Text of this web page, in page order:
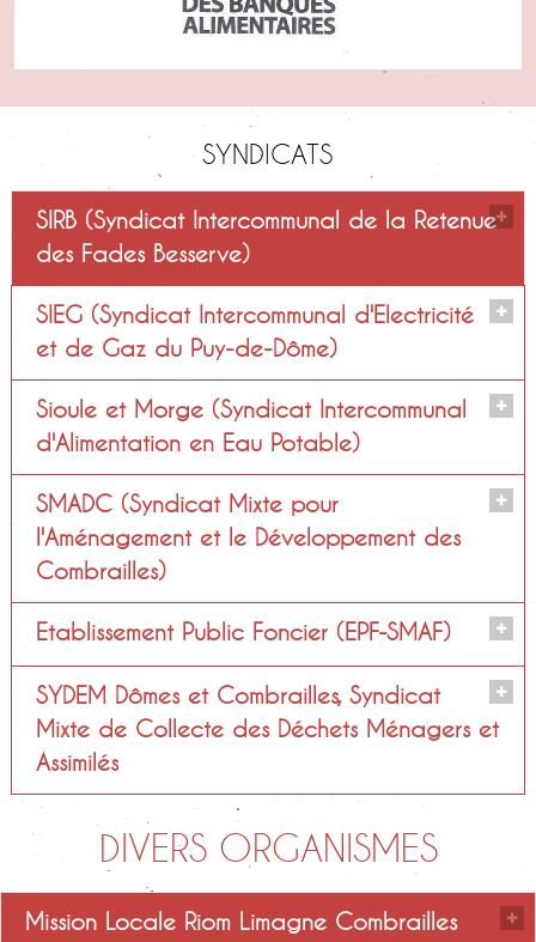
SYNDICATS
SIRB (Syndicat Intercommunal de la Retenue
des Fades Besserve)
Isabelle TRIPHON et Franck
CROISIER
SIEG (Syndicat Intercommunal d'Electricité
et de Gaz du Puy-de-Dôme)
Titulaires
Dominique RAYNAUD
Suppléants
Julien PERRIN et Jean-Pierre DIAS
Sioule et Morge (Syndicat Intercommunal
d'Alimentation en Eau Potable)
Titulaires
Julien PERRIN et Dominique
RAYNAUD
Suppléants
Daniel BONNAFOUX
SMADC (Syndicat Mixte pour
l'Aménagement et le Développement des
Combrailles)
Titulaires
Julien PERRIN
Suppléants
Maryse LEFOUR
Etablissement Public Foncier (EPF-SMAF)
Titulaires
Jean-Pierre DIAS
Suppléants
SYDEM Dômes et Combrailles, Syndicat
Mixte de Collecte des Déchets Ménagers et
Assimilés
Titulaires
Jean-Pierre DIAS et Serge AGRAIN
DIVERS ORGANISMES
Mission Locale Riom Limagne Combrailles